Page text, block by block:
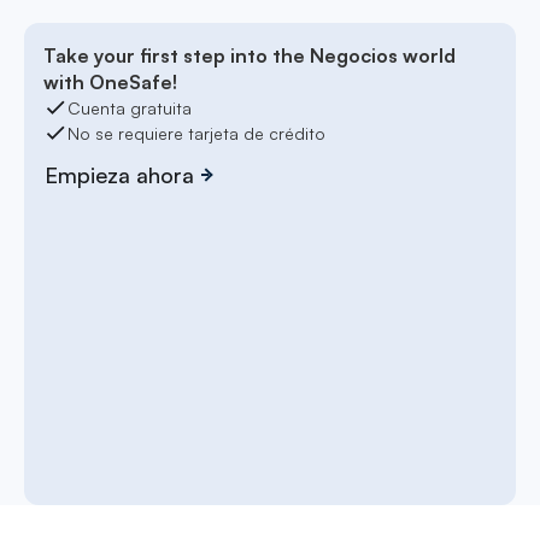
Take your first step into the Negocios world
with OneSafe!
Cuenta gratuita
No se requiere tarjeta de crédito
Empieza ahora